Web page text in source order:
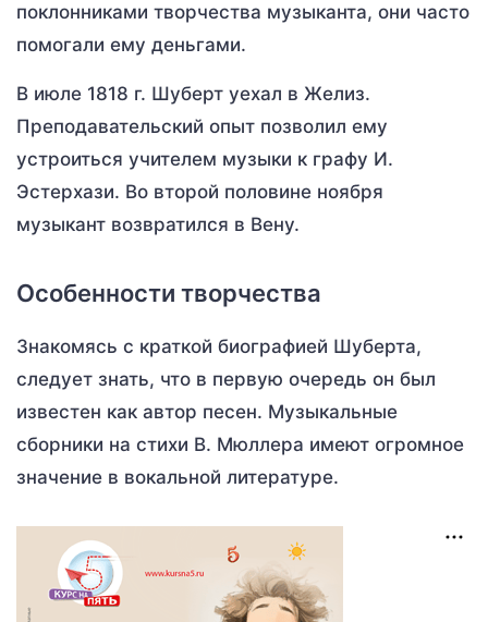
поклонниками творчества музыканта, они часто
помогали ему деньгами.
В июле 1818 г. Шуберт уехал в Желиз.
Преподавательский опыт позволил ему
устроиться учителем музыки к графу И.
Эстерхази. Во второй половине ноября
музыкант возвратился в Вену.
Особенности творчества
Знакомясь с краткой биографией Шуберта,
следует знать, что в первую очередь он был
известен как автор песен. Музыкальные
сборники на стихи В. Мюллера имеют огромное
значение в вокальной литературе.